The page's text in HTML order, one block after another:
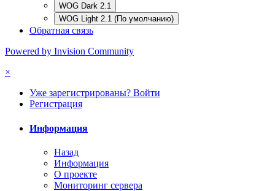
WOG Dark 2.1
WOG Light 2.1 (По умолчанию)
Обратная связь
Powered by Invision Community
×
Уже зарегистрированы? Войти
Регистрация
Информация
Назад
Информация
О проекте
Мониторинг сервера